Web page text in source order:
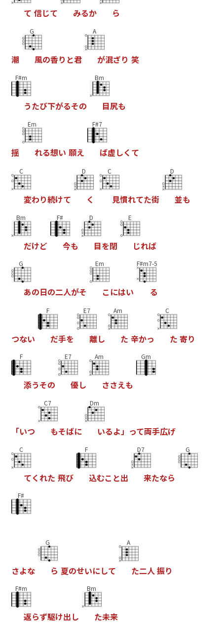
て 信じて みるか ら
潮
G
風の香り と君
A
が混ざり 笑
F#m
うたび下がるその
Bm
目尻も
揺
Em
れる想い 願え
F#7
ば虚しく て
C
変わり続けて
D
く
C
見慣れてた街
D
並も
Bm
だけど
F#
今も
D
目を閉
E
じれば
G
あの日の二人がそ
Em
こ にはい
F#m7-5
る
つない
F
だ手を
E7
離し
Am
た 辛かっ
C
た 寄り
F
添うその
E7
優し
Am
ささえも
Gm
「いつ
C7
もそばに
Dm
いるよ」 って両手広げ
C
てく れた 飛び
F
込むこ と出
D7
来たなら
G
F#
さよな
G
ら 夏のせいにして
A
た二人 振り
F#m
返らず駆け出し
Bm
た未来